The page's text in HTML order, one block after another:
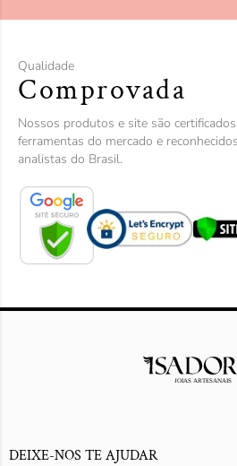
Qualidade
Comprovada
Nossos produtos e site são
ferramentas do mercado e
analistas do Brasil.
DEIXE-NOS TE AJUDAR